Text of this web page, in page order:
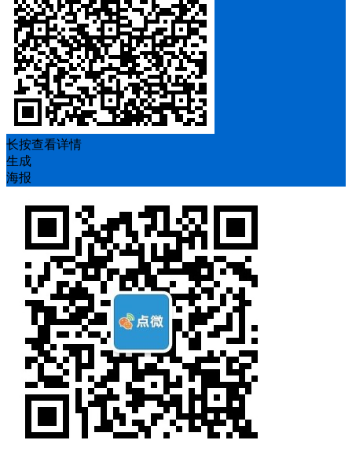
长按查看详情
生成
海报